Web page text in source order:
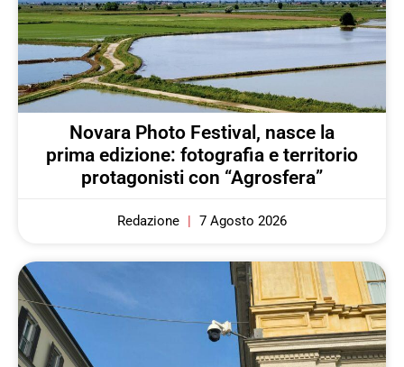
Novara Photo Festival, nasce la
prima edizione: fotografia e territorio
protagonisti con “Agrosfera”
Redazione 7 Agosto 2026